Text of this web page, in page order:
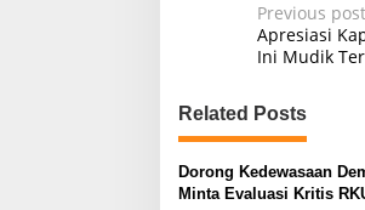
P
o
t
n
a
Previous post
Apresiasi
Ini Mudik
Related Posts
Dorong Kedewasaan
Minta Evaluasi Kritis